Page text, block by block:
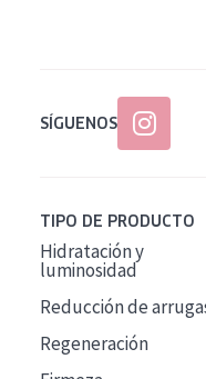
SÍGUENOS
TIPO DE PRODUCTO
Hidratación y
luminosidad
Reducción de
Regeneración